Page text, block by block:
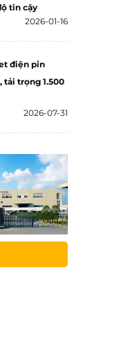
tin cậy
2026-01-16
điện pin
tải trọng 1.500
2026-07-31